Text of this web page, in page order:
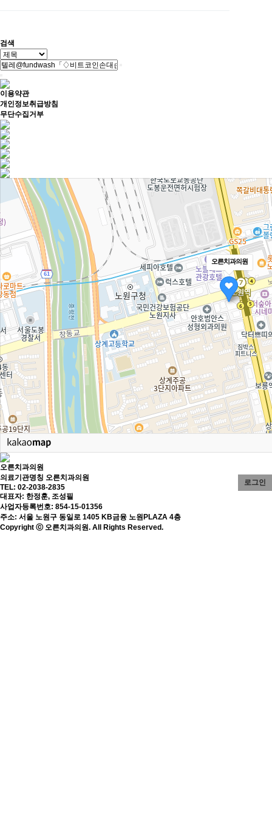
검색
이용약관
개인정보취급방침
무단수집거부
오른치과의원
로그인
오른치과의원
의료기관명칭 오른치과의원
TEL: 02-2038-2835
대표자: 한정훈, 조성필
사업자등록번호: 854-15-01356
주소: 서울 노원구 동일로 1405 KB금융 노원PLAZA 4층
Copyright ⓒ 오른치과의원. All Rights Reserved.